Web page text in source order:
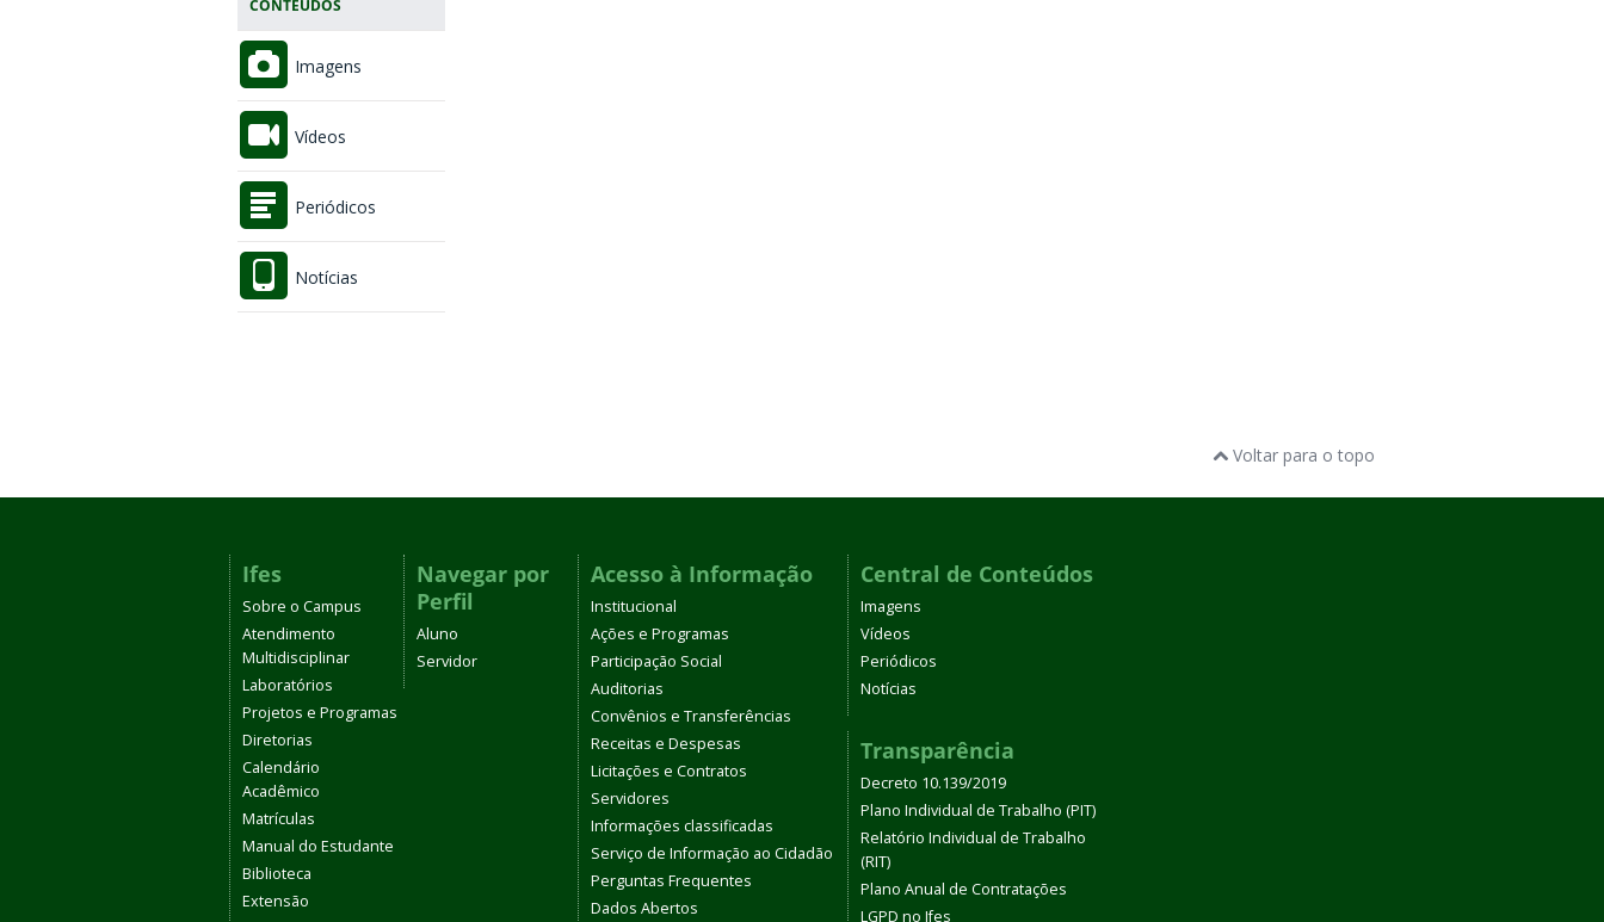
CONTEÚDOS
Imagens
Vídeos
Periódicos
Notícias
Voltar para o topo
Ifes
Sobre o Campus
Atendimento
Multidisciplinar
Laboratórios
Projetos e Programas
Diretorias
Calendário
Acadêmico
Matrículas
Manual do Estudante
Biblioteca
Extensão
Navegar por
Perfil
Aluno
Servidor
Acesso à Informação
Institucional
Ações e Programas
Participação Social
Auditorias
Convênios e Transferências
Receitas e Despesas
Licitações e Contratos
Servidores
Informações classificadas
Serviço de Informação ao Cidadão
Perguntas Frequentes
Dados Abertos
Central de Conteúdos
Imagens
Vídeos
Periódicos
Notícias
Transparência
Decreto 10.139/2019
Plano Individual de Trabalho (PIT)
Relatório Individual de Trabalho
(RIT)
Plano Anual de Contratações
LGPD no Ifes